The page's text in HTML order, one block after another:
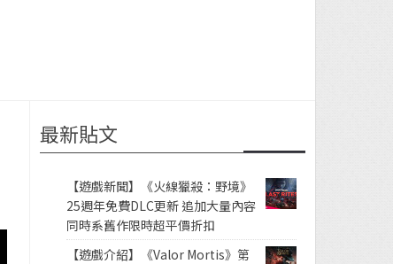
最新貼文
【遊戲新聞】《火線獵殺：野境》
25週年免費DLC更新 追加大量內容
同時系舊作限時超平價折扣
【遊戲介紹】《Valor Mortis》第